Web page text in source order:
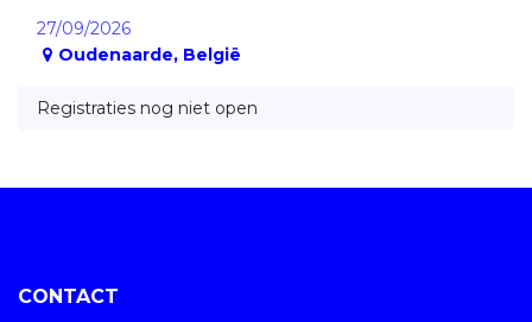
27/09/2026
Oudenaarde, België
Registraties nog niet open
CONTACT